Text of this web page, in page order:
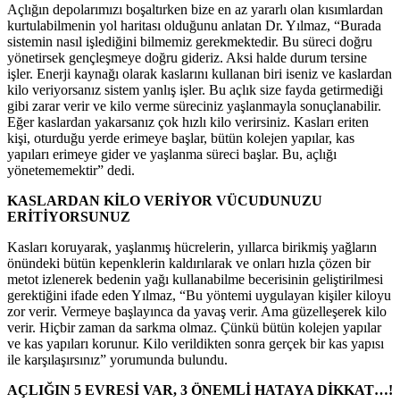
Açlığın depolarımızı boşaltırken bize en az yararlı olan kısımlardan
kurtulabilmenin yol haritası olduğunu anlatan Dr. Yılmaz, “Burada
sistemin nasıl işlediğini bilmemiz gerekmektedir. Bu süreci doğru
yönetirsek gençleşmeye doğru gideriz. Aksi halde durum tersine
işler. Enerji kaynağı olarak kaslarını kullanan biri iseniz ve kaslardan
kilo veriyorsanız sistem yanlış işler. Bu açlık size fayda getirmediği
gibi zarar verir ve kilo verme süreciniz yaşlanmayla sonuçlanabilir.
Eğer kaslardan yakarsanız çok hızlı kilo verirsiniz. Kasları eriten
kişi, oturduğu yerde erimeye başlar, bütün kolejen yapılar, kas
yapıları erimeye gider ve yaşlanma süreci başlar. Bu, açlığı
yönetememektir” dedi.
KASLARDAN KİLO VERİYOR VÜCUDUNUZU
ERİTİYORSUNUZ
Kasları koruyarak, yaşlanmış hücrelerin, yıllarca birikmiş yağların
önündeki bütün kepenklerin kaldırılarak ve onları hızla çözen bir
metot izlenerek bedenin yağı kullanabilme becerisinin geliştirilmesi
gerektiğini ifade eden Yılmaz, “Bu yöntemi uygulayan kişiler kiloyu
zor verir. Vermeye başlayınca da yavaş verir. Ama güzelleşerek kilo
verir. Hiçbir zaman da sarkma olmaz. Çünkü bütün kolejen yapılar
ve kas yapıları korunur. Kilo verildikten sonra gerçek bir kas yapısı
ile karşılaşırsınız” yorumunda bulundu.
AÇLIĞIN 5 EVRESİ VAR, 3 ÖNEMLİ HATAYA DİKKAT…!